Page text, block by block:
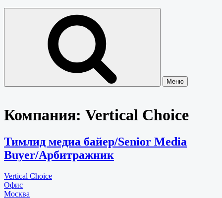
Меню
Компания: Vertical Choice
Тимлид медиа байер/Senior Media
Buyer/Арбитражник
Vertical Choice
Офис
Москва